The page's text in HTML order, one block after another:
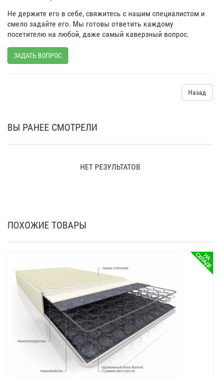
Не держите его в себе, свяжитесь с нашим специалистом и
смело задайте его. Мы готовы ответить каждому
посетителю на любой, даже самый каверзный вопрос.
ЗАДАТЬ ВОПРОС
Назад
ВЫ РАНЕЕ СМОТРЕЛИ
НЕТ РЕЗУЛЬТАТОВ
ПОХОЖИЕ ТОВАРЫ